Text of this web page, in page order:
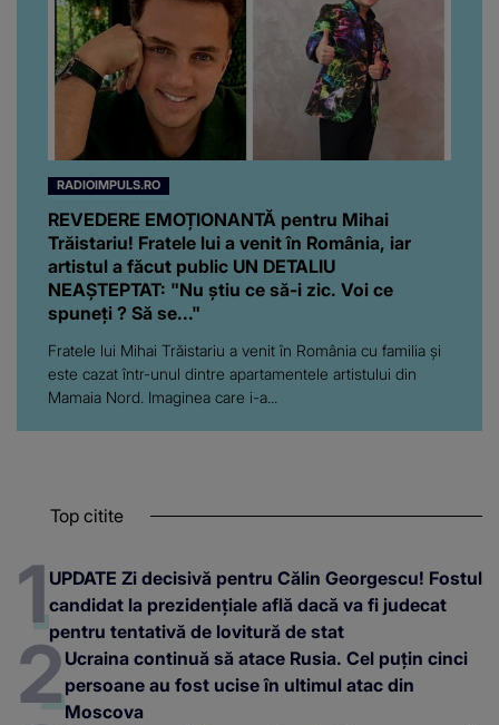
RADIOIMPULS.RO
REVEDERE EMOȚIONANTĂ pentru Mihai
Trăistariu! Fratele lui a venit în România, iar
artistul a făcut public UN DETALIU
NEAȘTEPTAT: "Nu știu ce să-i zic. Voi ce
spuneți ? Să se..."
Fratele lui Mihai Trăistariu a venit în România cu familia și
este cazat într-unul dintre apartamentele artistului din
Mamaia Nord. Imaginea care i-a...
Top citite
UPDATE Zi decisivă pentru Călin Georgescu! Fostul
candidat la prezidențiale află dacă va fi judecat
pentru tentativă de lovitură de stat
Ucraina continuă să atace Rusia. Cel puțin cinci
persoane au fost ucise în ultimul atac din
Moscova